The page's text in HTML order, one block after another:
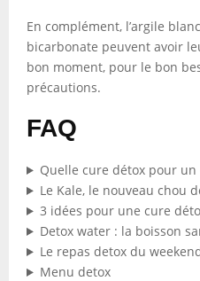
En complément, l’argile
bicarbonate peuvent avoir
bon moment, pour le bon
précautions.
FAQ
Quelle cure détox pour
Le Kale, le nouveau chou
3 idées pour une cure
Detox water : la boisson
Le repas detox du
Menu detox